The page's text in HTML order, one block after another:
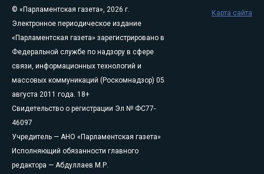
© «Парламентская газета», 2026 г.
Электронное периодическое издание
«Парламентская газета» зарегистрировано в
Федеральной службе по надзору в сфере
связи, информационных технологий и
массовых коммуникаций (Роскомнадзор) 05
августа 2011 года. 18+
Свидетельство о регистрации Эл № ФС77-
46097
Учредитель — АНО «Парламентская газета»
Исполняющий обязанности главного
редактора — Абдуллаев М.Р.
Карта сайта